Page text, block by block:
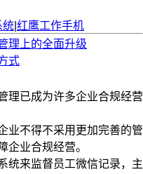
统 红鹰工作手机
理上的全面升级
式
理已成为许多企业合规经营
业不得不采用更加完善的管
企业合规经营。
统来监督员工微信记录，主